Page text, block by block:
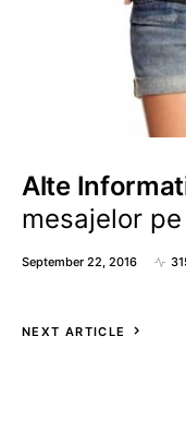
Alte
mesajelor
September 22, 2016
NEXT ARTICLE